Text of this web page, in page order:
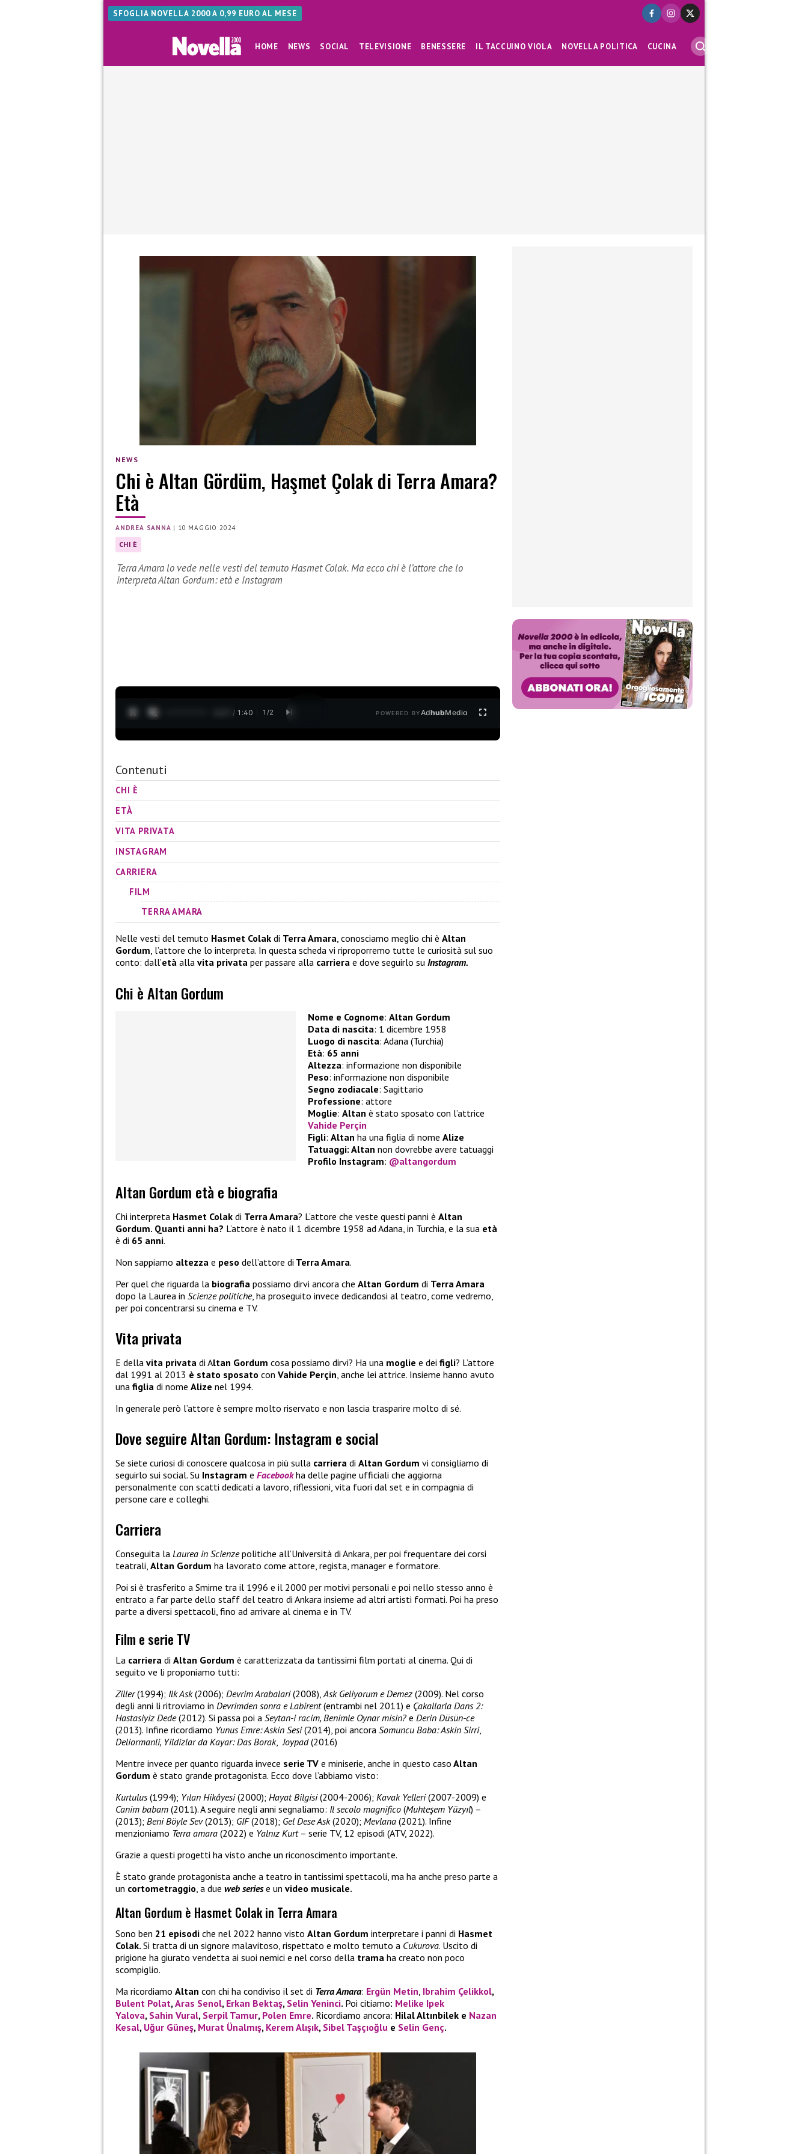
SFOGLIA NOVELLA 2000 A 0,99 EURO AL MESE
HOME NEWS SOCIAL TELEVISIONE BENESSERE IL TACCUINO VIOLA NOVELLA POLITICA CUCINA
NEWS
Chi è Altan Gördüm, Haşmet Çolak di Terra Amara?
Età
ANDREA SANNA | 10 MAGGIO 2024
CHI È
Terra Amara lo vede nelle vesti del temuto Hasmet Colak. Ma ecco chi è l’attore che lo
interpreta Altan Gordum: età e Instagram
0:28 / 1:40 1 /2 POWERED BYAdhubMedia
Contenuti
CHI È
ETÀ
VITA PRIVATA
INSTAGRAM
CARRIERA
FILM
TERRA AMARA
Nelle vesti del temuto Hasmet Colak di Terra Amara, conosciamo meglio chi è Altan
Gordum, l’attore che lo interpreta. In questa scheda vi riproporremo tutte le curiosità sul suo
conto: dall’età alla vita privata per passare alla carriera e dove seguirlo su Instagram.
Chi è Altan Gordum
Nome e Cognome: Altan Gordum
Data di nascita: 1 dicembre 1958
Luogo di nascita: Adana (Turchia)
Età: 65 anni
Altezza: informazione non disponibile
Peso: informazione non disponibile
Segno zodiacale: Sagittario
Professione: attore
Moglie: Altan è stato sposato con l’attrice
Vahide Perçin
Figli: Altan ha una figlia di nome Alize
Tatuaggi: Altan non dovrebbe avere tatuaggi
Profilo Instagram: @altangordum
Altan Gordum età e biografia
Chi interpreta Hasmet Colak di Terra Amara? L’attore che veste questi panni è Altan
Gordum. Quanti anni ha? L’attore è nato il 1 dicembre 1958 ad Adana, in Turchia, e la sua età
è di 65 anni.
Non sappiamo altezza e peso dell’attore di Terra Amara.
Per quel che riguarda la biografia possiamo dirvi ancora che Altan Gordum di Terra Amara
dopo la Laurea in Scienze politiche, ha proseguito invece dedicandosi al teatro, come vedremo,
per poi concentrarsi su cinema e TV.
Vita privata
E della vita privata di Altan Gordum cosa possiamo dirvi? Ha una moglie e dei figli? L’attore
dal 1991 al 2013 è stato sposato con Vahide Perçin , anche lei attrice. Insieme hanno avuto
una figlia di nome Alize nel 1994.
In generale però l’attore è sempre molto riservato e non lascia trasparire molto di sé.
Dove seguire Altan Gordum: Instagram e social
Se siete curiosi di conoscere qualcosa in più sulla carriera di Altan Gordum vi consigliamo di
seguirlo sui social. Su Instagram e Facebookha delle pagine ufficiali che aggiorna
personalmente con scatti dedicati a lavoro, riflessioni, vita fuori dal set e in compagnia di
persone care e colleghi.
Carriera
Conseguita la Laurea in Scienzepolitiche all’Università di Ankara, per poi frequentare dei corsi
teatrali, Altan Gordum ha lavorato come attore, regista, manager e formatore.
Poi si è trasferito a Smirne tra il 1996 e il 2000 per motivi personali e poi nello stesso anno è
entrato a far parte dello staff del teatro di Ankara insieme ad altri artisti formati. Poi ha preso
parte a diversi spettacoli, fino ad arrivare al cinema e in TV.
Film e serie TV
La carriera di Altan Gordum è caratterizzata da tantissimi film portati al cinema. Qui di
seguito ve li proponiamo tutti:
Ziller(1994); Ilk Ask(2006); Devrim Arabalari(2008),Ask Geliyorum e Demez (2009). Nel corso
degli anni li ritroviamo in Devrimden sonra e Labirent(entrambi nel 2011) e Çakallarla Dans 2:
Hastasiyiz Dede(2012). Si passa poi a Seytan-i racim, Benimle Oynar misin? e Derin Düsün-ce
(2013). Infine ricordiamo Yunus Emre: Askin Sesi(2014), poi ancora Somuncu Baba: Askin Sirri,
Deliormanli, Yildizlar da Kayar: Das Borak,Joypad(2016)
Mentre invece per quanto riguarda invece serie TV e miniserie, anche in questo caso Altan
Gordum è stato grande protagonista. Ecco dove l’abbiamo visto:
Kurtulus(1994); Yılan Hikâyesi(2000); Hayat Bilgisi(2004-2006); Kavak Yelleri(2007-2009) e
Canim babam (2011). A seguire negli anni segnaliamo: Il secolo magnifico (Muhteşem Yüzyıl) –
(2013); Beni Böyle Sev(2013); GIF(2018); Gel Dese Ask(2020); Mevlana (2021). Infine
menzioniamo Terra amara (2022) e Yalnız Kurt– serie TV, 12 episodi (ATV, 2022).
Grazie a questi progetti ha visto anche un riconoscimento importante.
È stato grande protagonista anche a teatro in tantissimi spettacoli, ma ha anche preso parte a
un cortometraggio, a due web seriese un video musicale.
Altan Gordum è Hasmet Colak in Terra Amara
Sono ben 21 episodi che nel 2022 hanno visto Altan Gordum interpretare i panni di Hasmet
Colak. Si tratta di un signore malavitoso, rispettato e molto temuto a Cukurova. Uscito di
prigione ha giurato vendetta ai suoi nemici e nel corso della trama ha creato non poco
scompiglio.
Ma ricordiamo Altan con chi ha condiviso il set di Terra Amara: Ergün Metin, Ibrahim Çelikkol,
Bulent Polat,Aras Senol, Erkan Bektaş, Selin Yeninci. Poi citiamo: Melike Ipek
Yalova, Sahin Vural, Serpil Tamur, Polen Emre. Ricordiamo ancora: Hilal Altınbilek e Nazan
Kesal, Uğur Güneş, Murat Ünalmış, Kerem Alışık, Sibel Taşçıoğlu e Selin Genç.